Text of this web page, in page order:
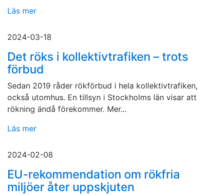
Läs mer
2024-03-18
Det röks i kollektivtrafiken – trots
förbud
Sedan 2019 råder rökförbud i hela kollektivtrafiken,
också utomhus. En tillsyn i Stockholms län visar att
rökning ändå förekommer. Mer...
Läs mer
2024-02-08
EU-rekommendation om rökfria
miljöer åter uppskjuten